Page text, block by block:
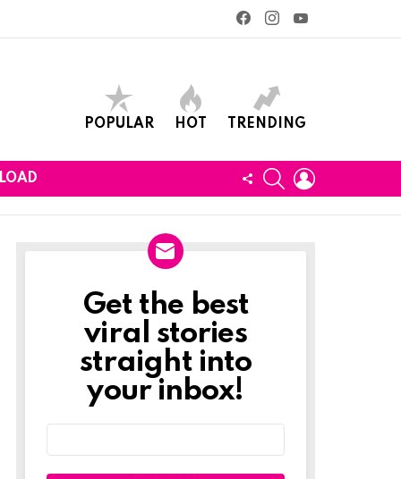
facebookinstagram
POPULAR HOT TRENDING
FOLLOWSEARCH
Newslett
Get the best
viral stories
straight into
your inbox!